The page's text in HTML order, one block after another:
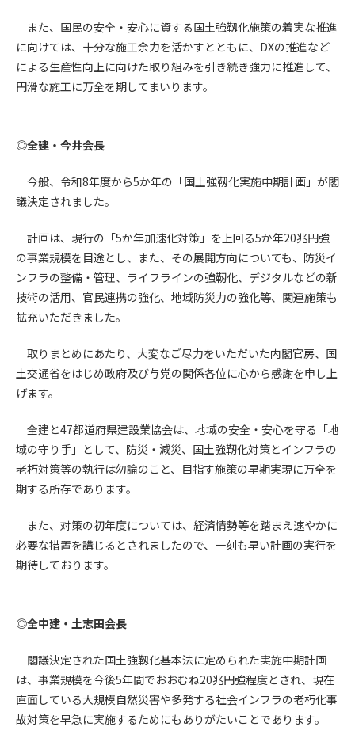
また、国民の安全・安心に資する国土強靱化施策の着実な推進
に向けては、十分な施工余力を活かすとともに、DXの推進など
による生産性向上に向けた取り組みを引き続き強力に推進して、
円滑な施工に万全を期してまいります。
◎全建・今井会長
今般、令和8年度から5か年の「国土強靱化実施中期計画」が閣
議決定されました。
計画は、現行の「5か年加速化対策」を上回る5か年20兆円強
の事業規模を目途とし、また、その展開方向についても、防災イ
ンフラの整備・管理、ライフラインの強靭化、デジタルなどの新
技術の活用、官民連携の強化、地域防災力の強化等、関連施策も
拡充いただきました。
取りまとめにあたり、大変なご尽力をいただいた内閣官房、国
土交通省をはじめ政府及び与党の関係各位に心から感謝を申し上
げます。
全建と47都道府県建設業協会は、地域の安全・安心を守る「地
域の守り手」として、防災・減災、国土強靭化対策とインフラの
老朽対策等の執行は勿論のこと、目指す施策の早期実現に万全を
期する所存であります。
また、対策の初年度については、経済情勢等を踏まえ速やかに
必要な措置を講じるとされましたので、一刻も早い計画の実行を
期待しております。
◎全中建・土志田会長
閣議決定された国土強靱化基本法に定められた実施中期計画
は、事業規模を今後5年間でおおむね20兆円強程度とされ、現在
直面している大規模自然災害や多発する社会インフラの老朽化事
故対策を早急に実施するためにもありがたいことであります。
2. 会員は、自己のIDおよびパスワードを、貸与、譲渡、売買、
その他形態を問わず、第三者に利用させることはできませ
ん。
3. 会員は、IDおよびパスワードの管理不十分、使用上の過誤、
第三者（他の会員を含む）の使用等による損害について責任
第6条（会員の禁止事項）
す。
(1) 第三者または管理者の著作権、その他知的所有権を侵害す
(2) 第三者または管理者の財産、プライバシー等を侵害する行
為
(3) 第三者または管理者を誹謗中傷する行為
(4) 有害なコンピュータプログラム等を送信又は書き込む行為
(5) 第三者に不利益を与える行為
(6) 管理者が承認していない営利を目的とした行為
(8) 犯罪的行為に結びつく行為
(9) その他、法律に反する行為
(10) 建設資料館から知り得た情報及びダウンロードした情報
に第三者に提供すること
第7条（登録内容の削除）
管理者は、会員が登録した内容が以下に該当する、またはその
(1) 登録されている情報が、第6条の定める禁止事項に該当する
と管理者が、判断した場合
(2) 建設資料館の運営および保守管理上、必要と判断した場合
第8条（サービスの変更・中止等）
廃止を含み)し、本サービスの運営を中止または廃止することが
できるものとします。これに起因する会員または他の第三者が
被った損害について管理者は､一切の責任をも負わないものと
します。